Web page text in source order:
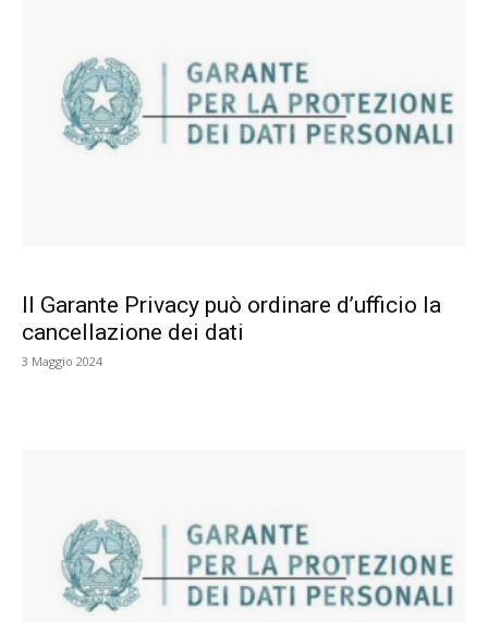
Il Garante Privacy può ordinare d’ufficio la
cancellazione dei dati
3 Maggio 2024